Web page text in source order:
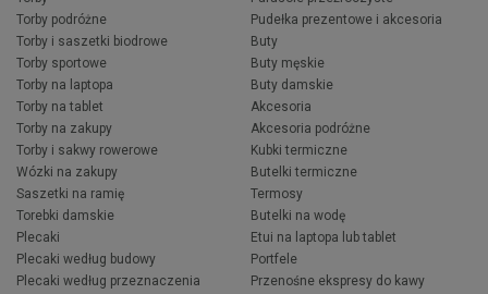
Torby podróżne
Torby i saszetki biodrowe
Torby sportowe
Torby na laptopa
Torby na tablet
Torby na zakupy
Torby i sakwy rowerowe
Wózki na zakupy
Saszetki na ramię
Torebki damskie
Plecaki
Plecaki według budowy
Plecaki według przeznaczenia
Pudełka prezentowe i akcesoria
Buty
Buty męskie
Buty damskie
Akcesoria
Akcesoria podróżne
Kubki termiczne
Butelki termiczne
Termosy
Butelki na wodę
Etui na laptopa lub tablet
Portfele
Przenośne ekspresy do kawy